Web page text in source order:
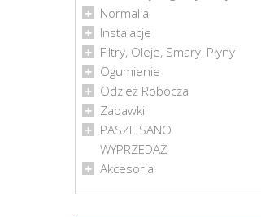
Normalia
Instalacje
Filtry, Oleje, Smary, Płyny
Ogumienie
Odzież Robocza
Zabawki
PASZE SANO
WYPRZEDAŻ
Akcesoria